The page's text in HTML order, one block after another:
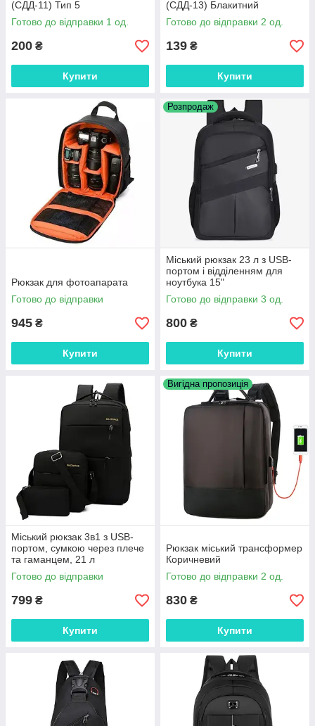
(СДД-11) Тип 5
Готово до відправки 1 од.
200 ₴
Купити
(СДД-13) Блакитний
Готово до відправки 2 од.
139 ₴
Купити
Рюкзак для фотоапарата
Готово до відправки
945 ₴
Купити
Розпродаж
Міський рюкзак 23 л з USB-
портом і відділенням для
ноутбука 15"
Готово до відправки 3 од.
800 ₴
Купити
Міський рюкзак 3в1 з USB-
портом, сумкою через плече
та гаманцем, 21 л
Готово до відправки
799 ₴
Купити
Вигідна пропозиція
Рюкзак міський трансформер
Коричневий
Готово до відправки 2 од.
830 ₴
Купити